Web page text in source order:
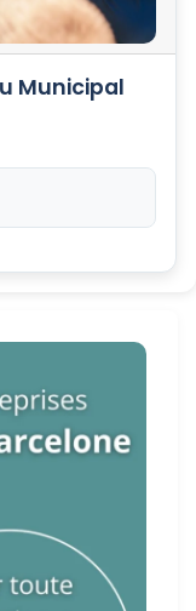
Municipal